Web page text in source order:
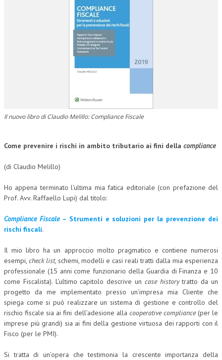
CORSI CE.S.E.D.
ARCHIVIO CORSI 2015
BROCHURE CE.S.E.D.
COMITATO EDITORIALE
REDAZIONE
PEER REVIEW
AUTORI
ECONOMIA
CORPORATE SOCIAL RESPONSIBILITY
ECONOMIA DELL’ARTE
INTERNAZIONALIZZAZIONE
HUMAN RESOURCES
RISORSE UMANE
Il nuovo libro di Claudio Melillo: Compliance Fiscale
Come prevenire i rischi in ambito tributario ai fini della compliance
(di Claudio Melillo)
Ho appena terminato l’ultima mia fatica editoriale (con prefazione del
Prof. Avv. Raffaello Lupi) dal titolo:
Compliance Fiscale– Strumenti e soluzioni per la prevenzione dei
rischi fiscali.
Il mio libro ha un approccio molto pragmatico e contiene numerosi
esempi, check list, schemi, modelli e casi reali tratti dalla mia esperienza
professionale (15 anni come funzionario della Guardia di Finanza e 10
come Fiscalista). L’ultimo capitolo descrive un case historytratto da un
progetto da me implementato presso un’impresa mia Cliente che
spiega come si può realizzare un sistema di gestione e controllo del
rischio fiscale sia ai fini dell’adesione alla cooperative compliance(per le
imprese più grandi) sia ai fini della gestione virtuosa dei rapporti con il
Fisco (per le PMI).
Si tratta di un’opera che testimonia la crescente importanza della